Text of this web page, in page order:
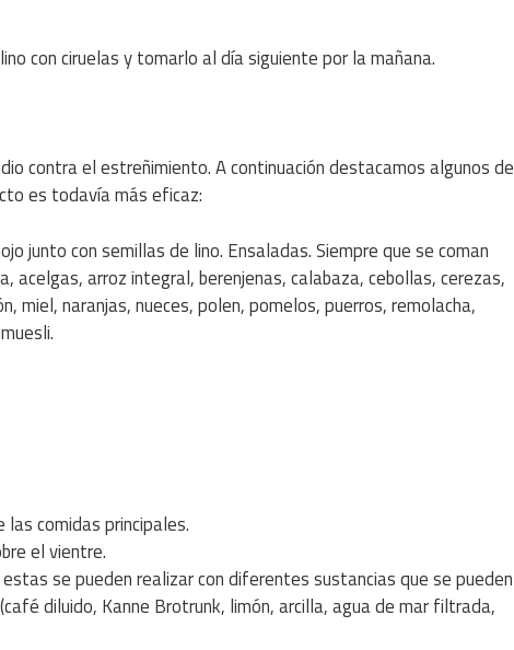
con ciruelas y tomarlo al día siguiente por la mañana.
contra el estreñimiento. A continuación destacamos algunos de
es todavía más eficaz:
junto con semillas de lino. Ensaladas. Siempre que se coman
arroz integral, berenjenas, calabaza, cebollas, cerezas,
miel, naranjas, nueces, polen, pomelos, puerros, remolacha,
comidas principales.
el vientre.
se pueden realizar con diferentes sustancias que se pueden
diluido, Kanne Brotrunk, limón, arcilla, agua de mar filtrada,